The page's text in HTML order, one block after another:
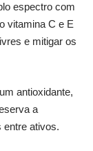
espectro com
vitamina C e E
e mitigar os
antioxidante,
a
entre ativos.